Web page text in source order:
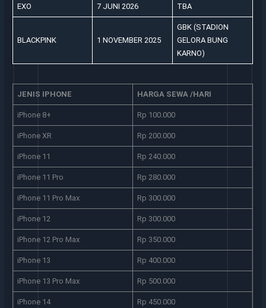
EXO 7 JUNI 2026 TBA
BLACKPINK 1 NOVEMBER 2025
GBK (STADION
GELORA BUNG
KARNO)
JENIS IPHONE HARGA SEWA /HARI
iPhone 8+ Rp 100.000
iPhone XR Rp 200.000
iPhone 11 Rp 240.000
iPhone 11 Pro Rp 280.000
iPhone 11 Pro Max Rp 300.000
iPhone 12 Rp 300.000
iPhone 12 Pro Max Rp 350.000
iPhone 13 Rp 400.000
iPhone 13 Pro Max Rp 500.000
iPhone 14 Rp 450.000